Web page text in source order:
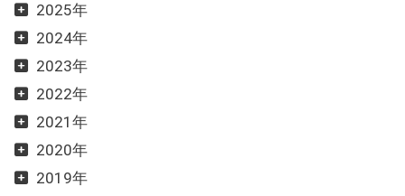
2025年
2024年
2023年
2022年
2021年
2020年
2019年